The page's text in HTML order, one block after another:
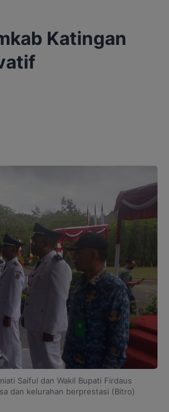
Katingan
Saiful dan Wakil Bupati Firdaus
dan kelurahan berprestasi (Bitro)